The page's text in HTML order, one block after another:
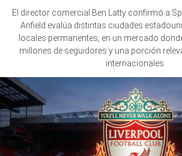
El director comercial Ben Latty confirmó a
Anfield evalúa distintas ciudades
locales permanentes, en un mercado
millones de seguidores y una porción
internacionales